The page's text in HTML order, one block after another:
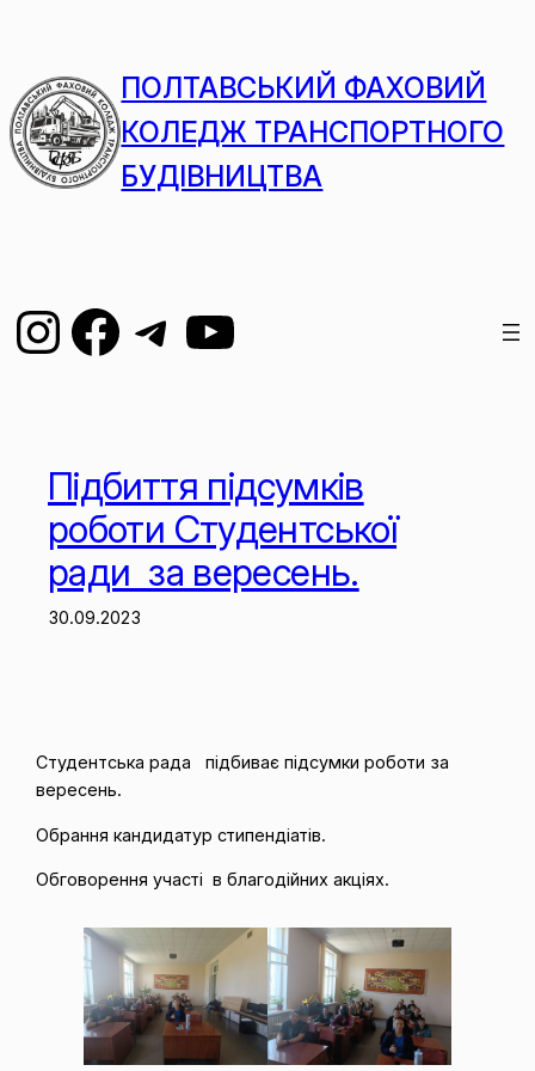
ПОЛТАВСЬКИЙ ФАХОВИЙ
КОЛЕДЖ ТРАНСПОРТНОГО
БУДІВНИЦТВА
Підбиття підсумків
роботи Студентської
ради за вересень.
30.09.2023
Студентська рада підбиває підсумки роботи за
вересень.
Обрання кандидатур стипендіатів.
Обговорення участі в благодійних акціях.